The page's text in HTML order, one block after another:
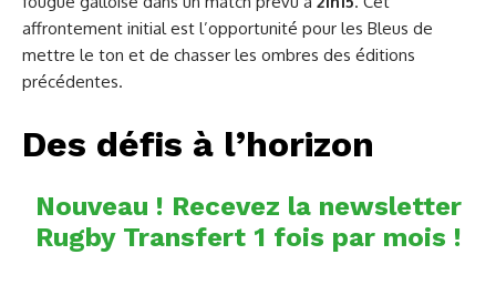
affrontement initial est l’opportunité pour les Bleus de
mettre le ton et de chasser les ombres des éditions
précédentes.
Des défis à l’horizon
Nouveau ! Recevez la newsletter
Rugby Transfert 1 fois par mois !